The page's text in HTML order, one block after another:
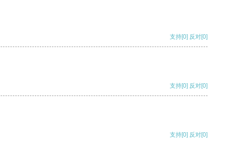
支持[0] 反对[0]
支持[0] 反对[0]
支持[0] 反对[0]